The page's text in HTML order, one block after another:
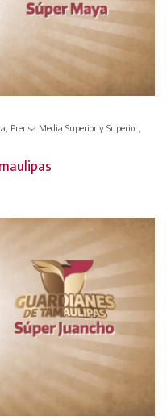
Prensa Media Superior y Superior,